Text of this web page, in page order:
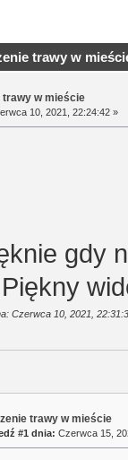
trawy w
trawy w mieście
10, 2021, 22:24:42 »
gdy
Czerwca 10, 2021,
trawy w mieście
#1 dnia: Czerwca 15,